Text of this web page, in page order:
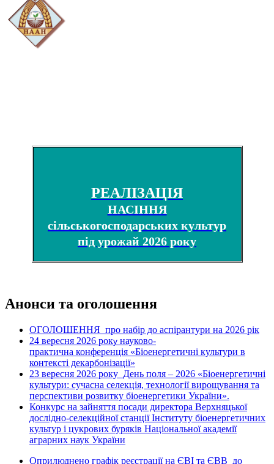
РЕАЛІЗАЦІЯ
НАСІННЯ
сільськогосподарських культур
під урожай 2026 року
Анонси та оголошення
ОГОЛОШЕННЯ про набір до аспірантури на 2026 рік
24 вересня 2026 року науково-
практична конференція «Біоенергетичні культури в
контексті декарбонізації»
23 вересня 2026 року День поля – 2026 «Біоенергетичні
культури: сучасна селекція, технології вирощування та
перспективи розвитку біоенергетики України».
Конкурс на зайняття посади директора Верхняцької
дослідно-селекційної станції Інституту біоенергетичних
культур і цукрових буряків Національної академії
аграрних наук України
Оприлюднено графік реєстрації на ЄВІ та ЄВВ до